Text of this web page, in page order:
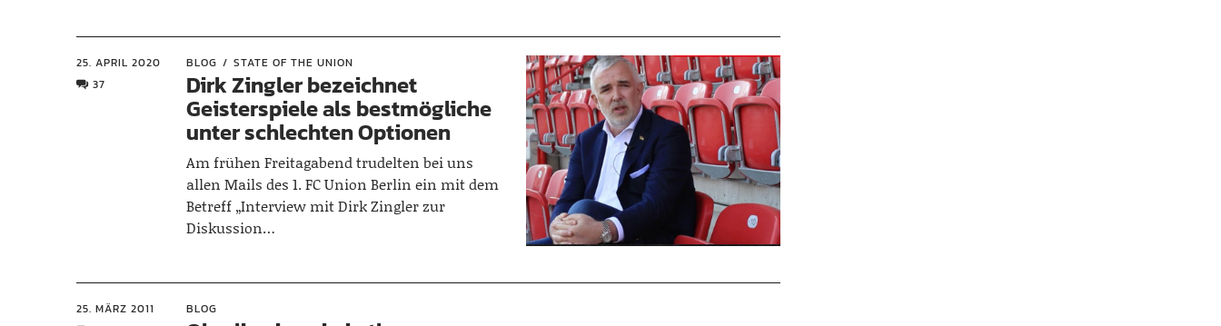
25. APRIL 2020
37
BLOG STATE OF THE UNION
Dirk Zingler bezeichnet
Geisterspiele als bestmögliche
unter schlechten Optionen
Am frühen Freitagabend trudelten bei uns
allen Mails des 1. FC Union Berlin ein mit dem
Betreff „Interview mit Dirk Zingler zur
Diskussion…
25. MÄRZ 2011
BLOG